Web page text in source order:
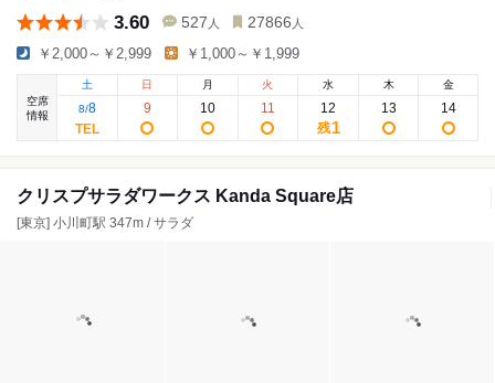
3.60 527 人 27866 人
￥2,000～￥2,999 ￥1,000～￥1,999
空席
情報
土
8/8
日
9
月
10
火
11
水
12
残1
木
13
金
14
クリスプサラダワークス Kanda Square店
[東京] 小川町駅 347m / サラダ